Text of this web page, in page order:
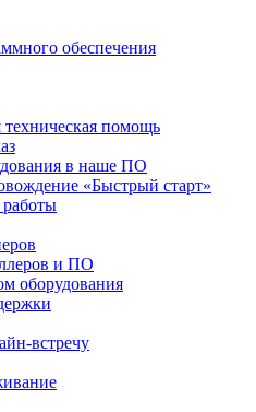
обеспечения
техническая помощь
в наше ПО
«Быстрый старт»
и ПО
оборудования
встречу